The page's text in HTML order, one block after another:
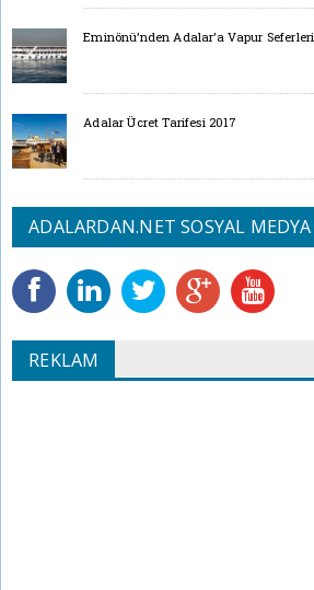
Eminönü’nden Adalar’a Vapur Seferleri
Adalar Ücret Tarifesi 2017
ADALARDAN.NET SOSYAL MEDYA
REKLAM